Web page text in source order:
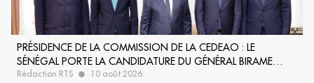
PRÉSIDENCE DE LA COMMISSION DE LA CEDEAO : LE
SÉNÉGAL PORTE LA CANDIDATURE DU GÉNÉRAL BIRAME
DIOP AUPRÈS DE LA CÔTE D’IVOIRE
Rédaction RTS 10 août 2026